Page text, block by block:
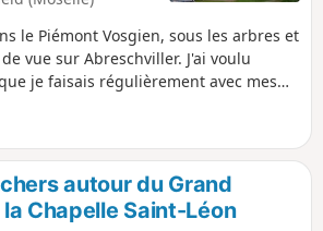
le Piémont Vosgien, sous les arbres et
vue sur Abreschviller. J'ai voulu
je faisais régulièrement avec mes
là et le chemin est, à certains
effacé. Le club Vosgien a redéfini
Saint-Léon. J'ai préféré remonter
proposer ma rétro-balade par le
autour du Grand
Chapelle Saint-Léon